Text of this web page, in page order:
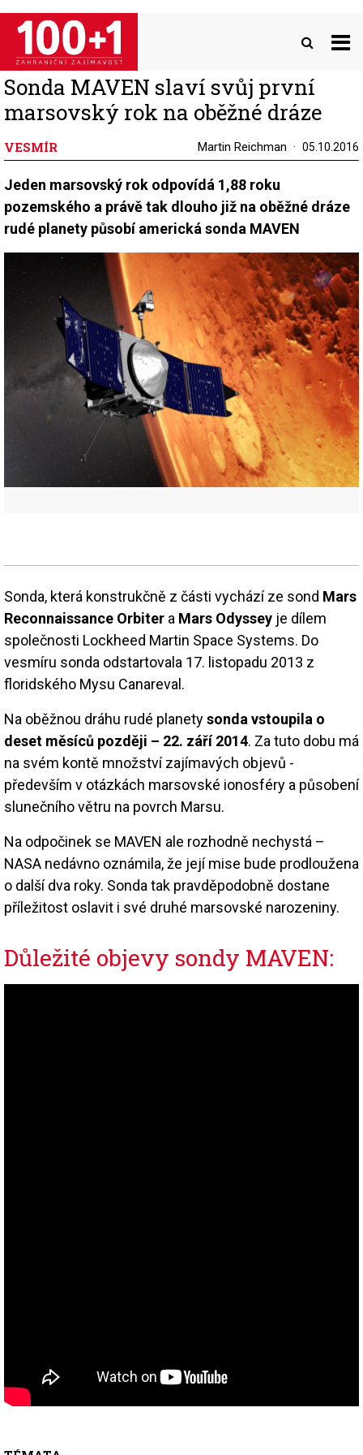
Přejít
hlavnímu
obsahu
Sonda MAVEN slaví svůj první
marsovský rok na oběžné dráze
VESMÍR Martin Reichman 05.10.2016
Jeden marsovský rok odpovídá 1,88 roku
pozemského a právě tak dlouho již na oběžné dráze
rudé planety působí americká sonda MAVEN
Sonda, která konstrukčně z části vychází ze sond Mars
Reconnaissance Orbiter a Mars Odyssey je dílem
společnosti Lockheed Martin Space Systems. Do
vesmíru sonda odstartovala 17. listopadu 2013 z
floridského Mysu Canareval.
Na oběžnou dráhu rudé planetysonda vstoupila o
deset měsíců později – 22. září 2014. Za tuto dobu má
na svém kontě množství zajímavých objevů -
především v otázkách marsovské ionosféry a působení
slunečního větru na povrch Marsu.
Na odpočinek se MAVEN ale rozhodně nechystá –
NASA nedávno oznámila, že její mise bude prodloužena
o další dva roky. Sonda tak pravděpodobně dostane
příležitost oslavit i své druhé marsovské narozeniny.
Důležité objevy sondy MAVEN: